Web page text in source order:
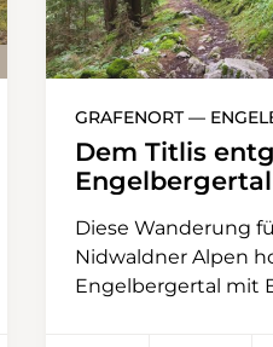
GRAFENORT —
Dem Titlis
Engelbergertal
Diese Wanderung
Nidwaldner Alpen
Engelbergertal mit